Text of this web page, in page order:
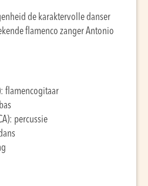
de karaktervolle danser
flamenco zanger Antonio
flamencogitaar
percussie